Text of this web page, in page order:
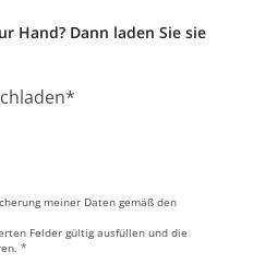
Hand? Dann laden Sie sie
meiner Daten gemäß den
Felder gültig ausfüllen und die
*